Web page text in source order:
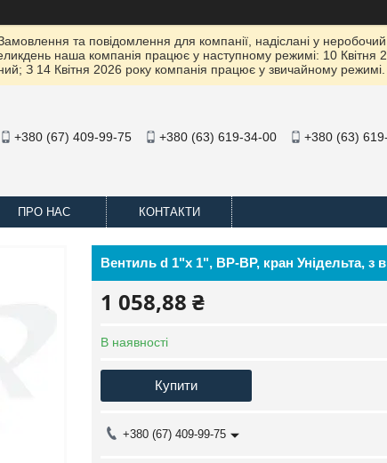
та повідомлення для компанії, надіслані у неробочий
наша компанія працює у наступному режимі: 10 Квітня
З 14 Квітня 2026 року компанія працює у звичайному режимі.
+380 (67) 409-99-75 +380 (63) 619-34-00 +380 (63)
ПРО НАС КОНТАКТИ
Вентиль d 1"x 1", ВР-ВР, кран Унідельта, з
1 058,88 ₴
В наявності
Купити
+380 (67) 409-99-75